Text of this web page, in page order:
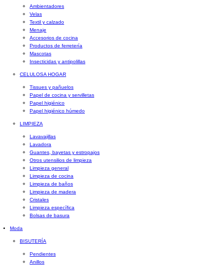
Ambientadores
Velas
Textil y calzado
Menaje
Accesorios de cocina
Productos de ferretería
Mascotas
Insecticidas y antipolillas
CELULOSA HOGAR
Tissues y pañuelos
Papel de cocina y servilletas
Papel higiénico
Papel higiénico húmedo
LIMPIEZA
Lavavajillas
Lavadora
Guantes, bayetas y estropajos
Otros utensilios de limpieza
Limpieza general
Limpieza de cocina
Limpieza de baños
Limpieza de madera
Cristales
Limpieza específica
Bolsas de basura
Moda
BISUTERÍA
Pendientes
Anillos